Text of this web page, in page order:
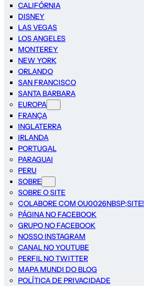
CALIFÓRNIA
DISNEY
LAS VEGAS
LOS ANGELES
MONTEREY
NEW YORK
ORLANDO
SAN FRANCISCO
SANTA BARBARA
EUROPA
FRANÇA
INGLATERRA
IRLANDA
PORTUGAL
PARAGUAI
PERU
SOBRE
SOBRE O SITE
COLABORE COM OU0026NBSP;SITE!
PÁGINA NO FACEBOOK
GRUPO NO FACEBOOK
NOSSO INSTAGRAM
CANAL NO YOUTUBE
PERFIL NO TWITTER
MAPA MUNDI DO BLOG
POLÍTICA DE PRIVACIDADE